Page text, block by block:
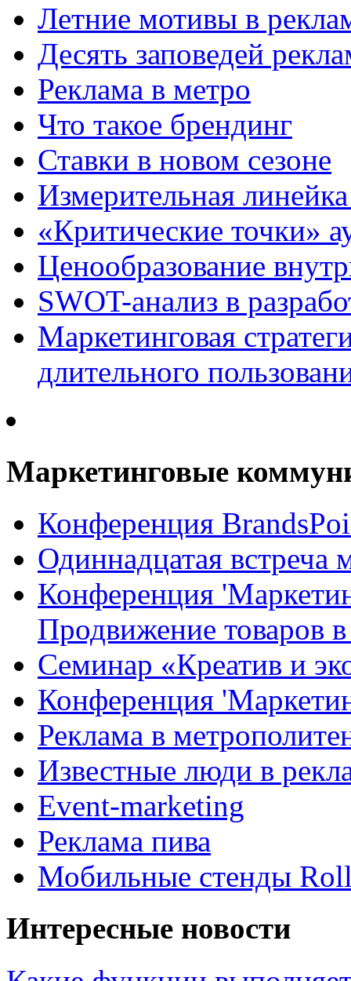
Летние мотивы в
Десять заповедей
Реклама в метро
Что такое брендинг
Ставки в новом сезоне
Измерительная
«Критические точки»
Ценообразование
SWOT-анализ в
Маркетинговая
длительного
Маркетинговые
Конференция
Одиннадцатая
Конференция
Продвижение товаров
Семинар «Креатив и
Конференция
Реклама в
Известные люди в
Event-marketing
Реклама пива
Мобильные стенды
Интересные новости